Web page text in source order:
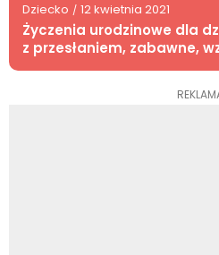
Dziecko / 12 kwietnia 2021
Życzenia urodzinowe dla
z przesłaniem, zabawne,